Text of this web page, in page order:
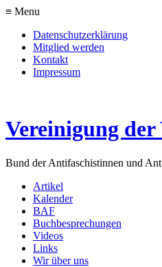
≡ Menu
Datenschutzerklärung
Mitglied werden
Kontakt
Impressum
Vereinigung der
Bund der Antifaschistinnen und
Artikel
Kalender
BAF
Buchbesprechungen
Videos
Links
Wir über uns